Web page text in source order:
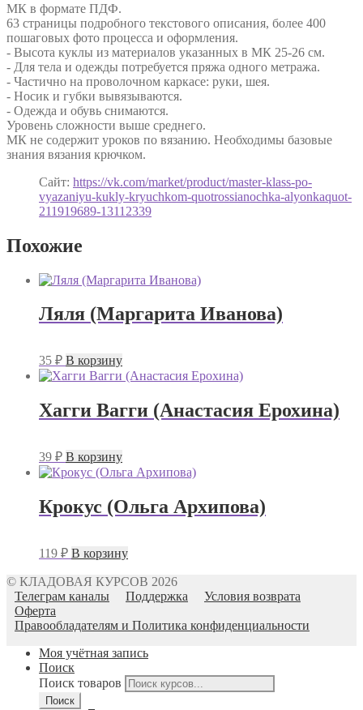
МК в формате ПДФ.
63 страницы подробного текстового описания, более 400
пошаговых фото процесса и оформления.
- Высота куклы из материалов указанных в МК 25-26 см.
- Для тела и одежды потребуется пряжа одного метража.
- Частично на проволочном каркасе: руки, шея.
- Носик и губки вывязываются.
- Одежда и обувь снимаются.
Уровень сложности выше среднего.
МК не содержит уроков по вязанию. Необходимы базовые
знания вязания крючком.
Сайт: https://vk.com/market/product/master-klass-po-
vyazaniyu-kukly-kryuchkom-quotrossianochka-alyonkaquot-
211919689-13112339
Похожие
Ляля (Маргарита Иванова)
35 ₽ В корзину
Хагги Вагги (Анастасия Ерохина)
39 ₽ В корзину
Крокус (Ольга Архипова)
119 ₽ В корзину
© КЛАДОВАЯ КУРСОВ 2026
Телеграм каналы
Поддержка
Условия возврата
Оферта
Правообладателям и Политика конфиденциальности
Моя учётная запись
Поиск
Поиск товаров
Поиск